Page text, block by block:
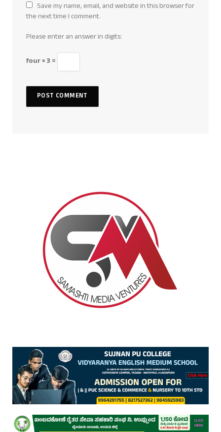
Save my name, email, and website in this browser for
the next time I comment.
Please enter an answer in digits:
four × 3 =